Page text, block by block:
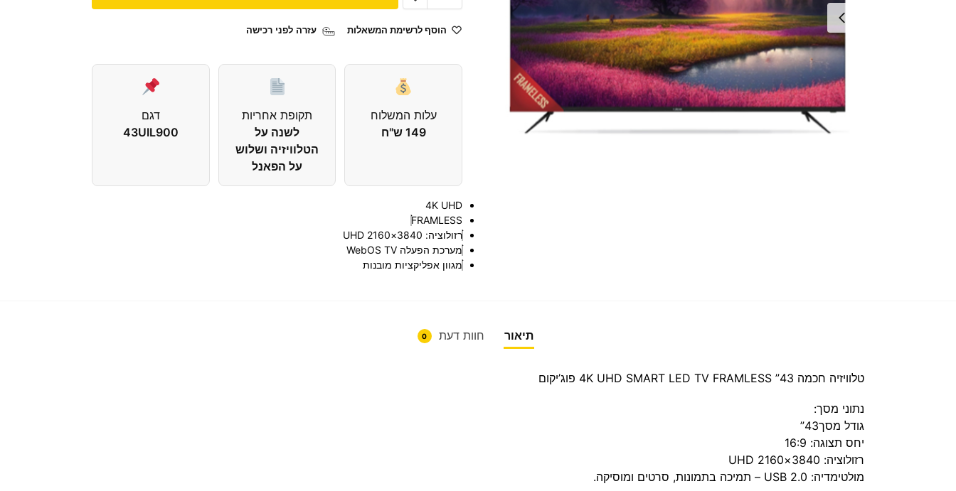
הוסף לרשימת המשאלות עזרה לפני רכישה
עלות המשלוח
149 ש"ח
תקופת אחריות
לשנה על
הטלוויזיה ושלוש
על הפאנל
דגם
43UIL900⁩
4K UHD
FRAMLESS
רזולוציה: 3840×2160 UHD
מערכת הפעלה WebOS TV
מגוון אפליקציות מובנות
תיאור חוות דעת 0
טלוויזיה חכמה 43” 4K UHD SMART LED TV FRAMLESS פוג’יקום
נתוני מסך:
גודל מסך43”
יחס תצוגה: 16:9
רזולוציה: 3840×2160 UHD
מולטימדיה: USB 2.0 – תמיכה בתמונות, סרטים ומוסיקה.